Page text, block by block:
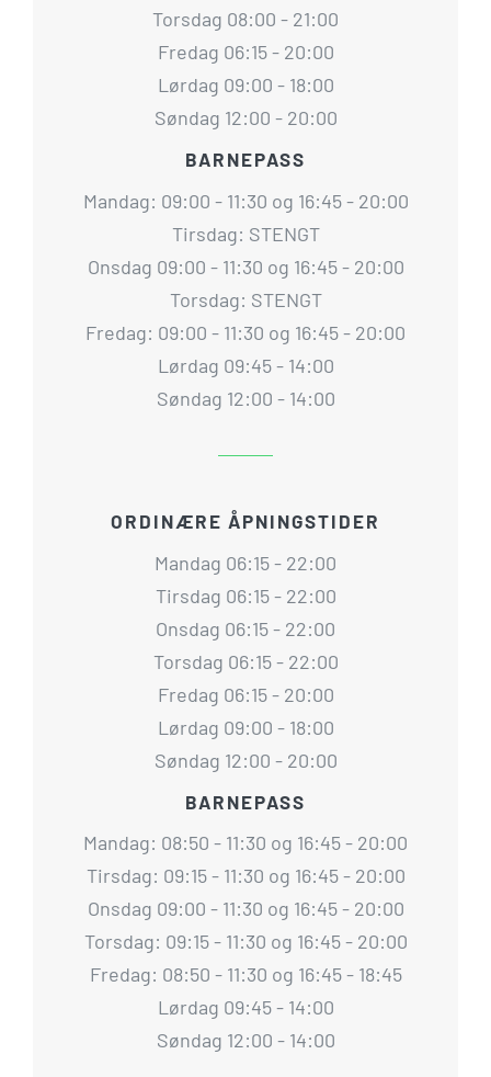
Torsdag 08:00 - 21:00
Fredag 06:15 - 20:00
Lørdag 09:00 - 18:00
Søndag 12:00 - 20:00
BARNEPASS
Mandag: 09:00 - 11:30 og 16:45 - 20:00
Tirsdag: STENGT
Onsdag 09:00 - 11:30 og 16:45 - 20:00
Torsdag: STENGT
Fredag: 09:00 - 11:30 og 16:45 - 20:00
Lørdag 09:45 - 14:00
Søndag 12:00 - 14:00
ORDINÆRE ÅPNINGSTIDER
Mandag 06:15 - 22:00
Tirsdag 06:15 - 22:00
Onsdag 06:15 - 22:00
Torsdag 06:15 - 22:00
Fredag 06:15 - 20:00
Lørdag 09:00 - 18:00
Søndag 12:00 - 20:00
BARNEPASS
Mandag: 08:50 - 11:30 og 16:45 - 20:00
Tirsdag: 09:15 - 11:30 og 16:45 - 20:00
Onsdag 09:00 - 11:30 og 16:45 - 20:00
Torsdag: 09:15 - 11:30 og 16:45 - 20:00
Fredag: 08:50 - 11:30 og 16:45 - 18:45
Lørdag 09:45 - 14:00
Søndag 12:00 - 14:00